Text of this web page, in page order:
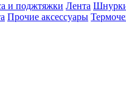
и поджтяжки Лента
Прочие аксессуары